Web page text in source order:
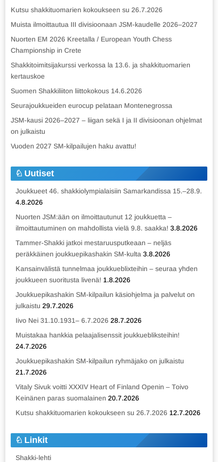
Kutsu shakkituomarien kokoukseen su 26.7.2026
Muista ilmoittautua III divisioonaan JSM-kaudelle 2026–2027
Nuorten EM 2026 Kreetalla / European Youth Chess
Championship in Crete
Shakkitoimitsijakurssi verkossa la 13.6. ja shakkituomarien
kertauskoe
Suomen Shakkiliiton liittokokous 14.6.2026
Seurajoukkueiden eurocup pelataan Montenegrossa
JSM-kausi 2026–2027 – liigan sekä I ja II divisioonan ohjelmat
on julkaistu
Vuoden 2027 SM-kilpailujen haku avattu!
Uutiset
Joukkueet 46. shakkiolympialaisiin Samarkandissa 15.–28.9.
4.8.2026
Nuorten JSM:ään on ilmoittautunut 12 joukkuetta –
ilmoittautuminen on mahdollista vielä 9.8. saakka! 3.8.2026
Tammer-Shakki jatkoi mestaruusputkeaan – neljäs
peräkkäinen joukkuepikashakin SM-kulta 3.8.2026
Kansainvälistä tunnelmaa joukkueblixteihin – seuraa yhden
joukkueen suoritusta livenä! 1.8.2026
Joukkuepikashakin SM-kilpailun käsiohjelma ja palvelut on
julkaistu 29.7.2026
Iivo Nei 31.10.1931– 6.7.2026 28.7.2026
Muistakaa hankkia pelaajalisenssit joukkuebliksteihin!
24.7.2026
Joukkuepikashakin SM-kilpailun ryhmäjako on julkaistu
21.7.2026
Vitaly Sivuk voitti XXXIV Heart of Finland Openin – Toivo
Keinänen paras suomalainen 20.7.2026
Kutsu shakkituomarien kokoukseen su 26.7.2026 12.7.2026
Linkit
Shakki-lehti